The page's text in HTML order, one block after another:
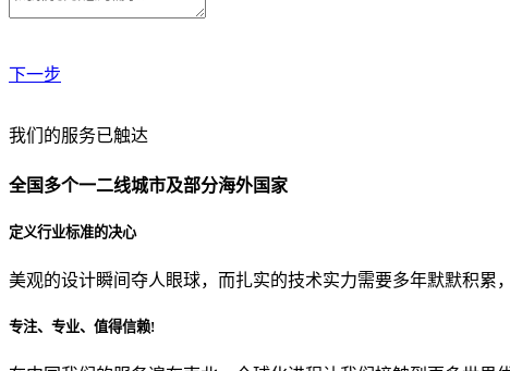
下一步
贵公司预算范围是？
贵公司的团队规模是？
我们的服务已触达
全国多个一二线城市及部分海外国家
定义行业标准的决心
美观的设计瞬间夺人眼球，而扎实的技术实力需要多年默默积累
专注、专业、值得信赖!